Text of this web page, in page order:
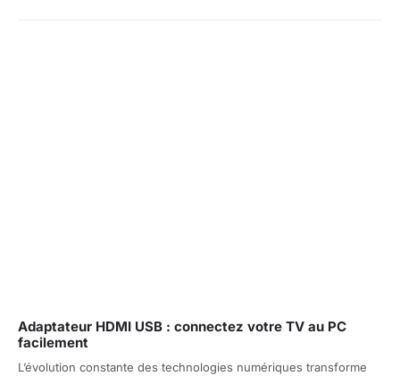
Adaptateur HDMI USB : connectez votre TV au PC
facilement
L’évolution constante des technologies numériques transforme